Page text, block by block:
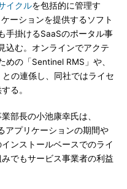
イクルを包括的に管理す
ーションを提供するソフト
手掛けるSaaSのポータル事
込む。オンラインでアクテ
めの「Sentinel RMS」や、
の連係し、同社ではライセ
る。
部長の小池康幸氏は、
アプリケーションの期間や
ンストールベースでのライ
でもサービス事業者の利益